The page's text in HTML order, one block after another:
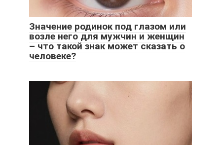
Значение родинок под глазом или
возле него для мужчин и женщин
– что такой знак может сказать о
человеке?